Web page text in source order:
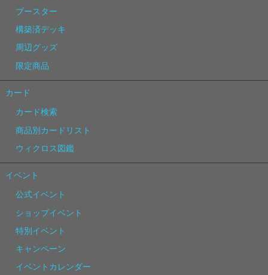
ブースター
構築済デッキ
周辺グッズ
限定商品
カード
カード検索
商品別カードリスト
ウィクロス図鑑
イベント
公式イベント
ショップイベント
特別イベント
キャンペーン
イベントカレンダー